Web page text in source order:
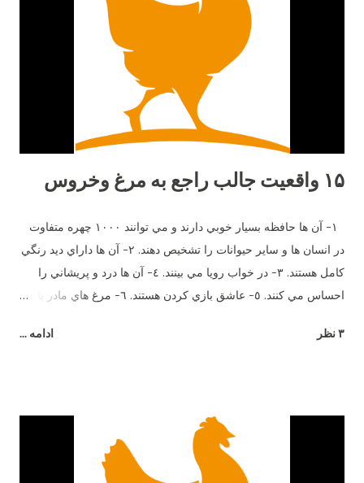
۱۵ واقعیت جالب راجع به مرغ وخروس
١- آن ها حافظه بسيار خوبي دارند و مي توانند ١٠٠٠ چهره متفاوت
در انسان ها و ساير حيوانات را تشخيص دهند. ٢- آن ها داراي ديد رنگي
كامل هستند. ٣- در خواب رويا مي بينند. ٤- آن ها درد و پريشاني را
احساس مي كنند. ٥- عاشق بازي كردن هستند. ٦- مرغ هاي مادر با
بيش از ٣٠ صداي مختلف دارند. هر صداي معني ويژه اي و زبان
وقتي مضطرب مي شوند پَر هايشان مي ريزد. ١٢- نوك آن ها در
صورت جراحت خونريزي مي كند. ١٣- خروس براي جلب توجه مرغ
۳ نظر ادامه ...